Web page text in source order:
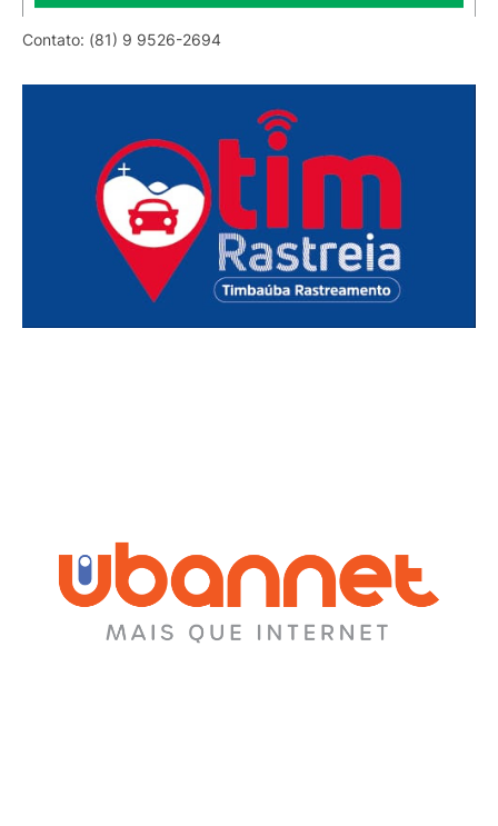
Contato: (81) 9 9526-2694